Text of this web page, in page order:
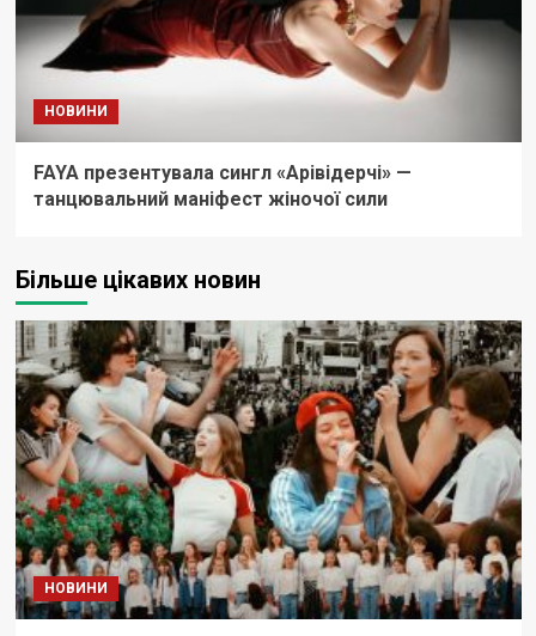
НОВИНИ
FAYA презентувала сингл «Арівідерчі» —
танцювальний маніфест жіночої сили
Більше цікавих новин
НОВИНИ